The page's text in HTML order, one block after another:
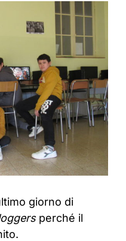
giorno di
perché il